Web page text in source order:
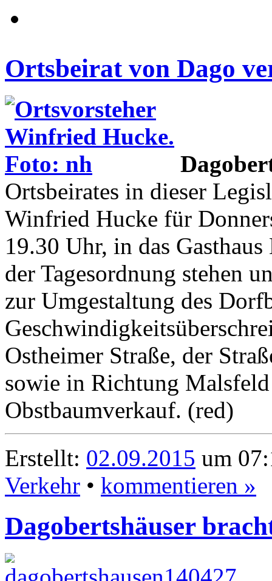
Ortsbeirat von Dago
Ortsbeirates in dieser
Winfried Hucke für
19.30 Uhr, in das
der Tagesordnung stehen
zur Umgestaltung des
Ostheimer Straße, der
sowie in Richtung
Obstbaumverkauf. (red)
Erstellt: 02.09.2015 um
Verkehr • kommentieren »
Dagobertshäuser